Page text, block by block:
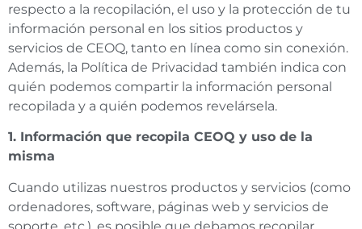
respecto a la recopilación, el uso y la protección de tu
información personal en los sitios productos y
servicios de CEOQ, tanto en línea como sin conexión.
Además, la Política de Privacidad también indica con
quién podemos compartir la información personal
recopilada y a quién podemos revelársela.
1. Información que recopila CEOQ y uso de la
misma
Cuando utilizas nuestros productos y servicios (como
ordenadores, software, páginas web y servicios de